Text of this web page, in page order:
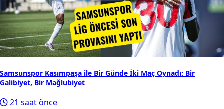
Samsunspor Kasımpaşa ile Bir Günde İki Maç Oynadı: Bir
Galibiyet, Bir Mağlubiyet
21 saat önce